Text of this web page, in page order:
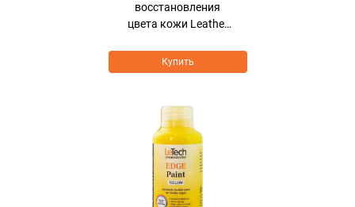
восстановления
цвета кожи Leather
Купить